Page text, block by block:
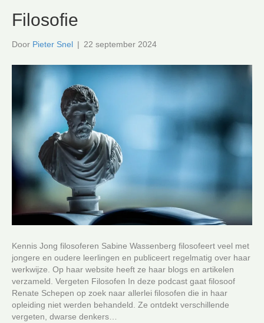
Filosofie
Door Pieter Snel | 22 september 2024
Kennis Jong filosoferen Sabine Wassenberg filosofeert veel met
jongere en oudere leerlingen en publiceert regelmatig over haar
werkwijze. Op haar website heeft ze haar blogs en artikelen
verzameld. Vergeten Filosofen In deze podcast gaat filosoof
Renate Schepen op zoek naar allerlei filosofen die in haar
opleiding niet werden behandeld. Ze ontdekt verschillende
vergeten, dwarse denkers…